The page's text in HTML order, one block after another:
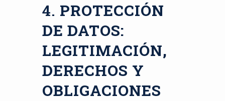
4. PROTECCIÓN
DE DATOS:
LEGITIMACIÓN,
DERECHOS Y
OBLIGACIONES